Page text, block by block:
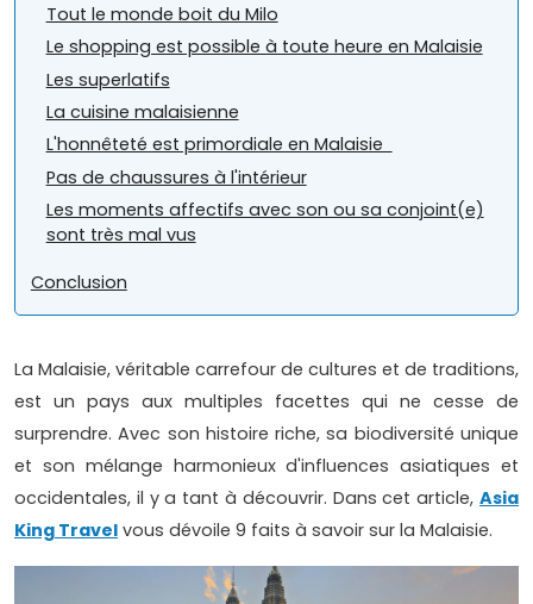
Tout le monde boit du Milo
Le shopping est possible à toute heure en Malaisie
Les superlatifs
La cuisine malaisienne
L'honnêteté est primordiale en Malaisie
Pas de chaussures à l'intérieur
Les moments affectifs avec son ou sa conjoint(e)
sont très mal vus
Conclusion
La Malaisie, véritable carrefour de cultures et de traditions,
est un pays aux multiples facettes qui ne cesse de
surprendre. Avec son histoire riche, sa biodiversité unique
et son mélange harmonieux d'influences asiatiques et
occidentales, il y a tant à découvrir. Dans cet article, Asia
King Travel vous dévoile 9 faits à savoir sur la Malaisie.